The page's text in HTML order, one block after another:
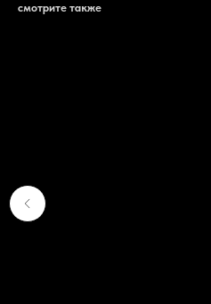
смотрите также